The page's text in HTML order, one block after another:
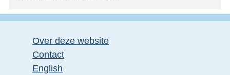
Over deze website
Contact
English